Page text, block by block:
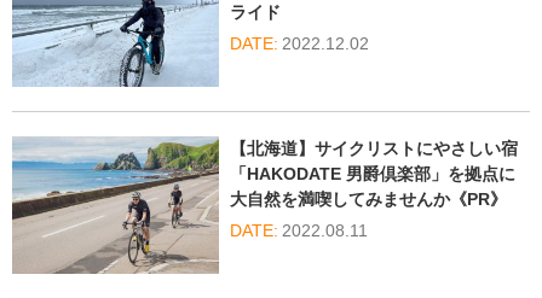
ライド
2022.12.02
【北海道】サイクリストにやさしい宿
「HAKODATE 男爵倶楽部」を拠点に
大自然を満喫してみませんか《PR》
2022.08.11